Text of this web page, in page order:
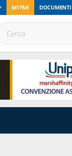
MYFMI DOCUMENTI